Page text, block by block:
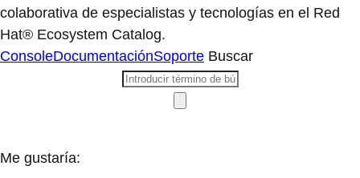
colaborativa de especialistas y tecnologías en el Red
Hat® Ecosystem Catalog.
ConsoleDocumentaciónSoporte Buscar
Me gustaría: